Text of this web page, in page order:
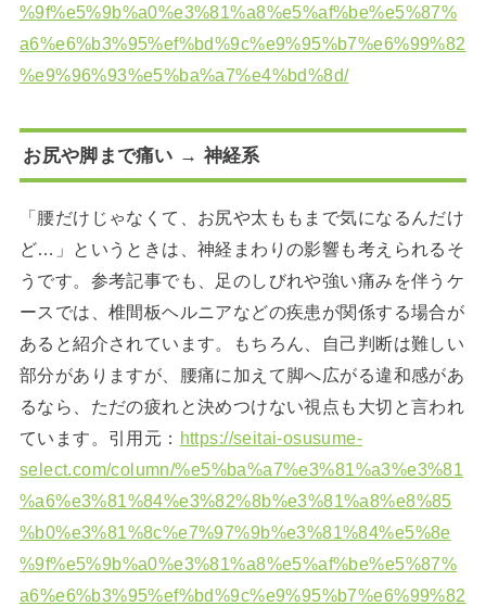
%9f%e5%9b%a0%e3%81%a8%e5%af%be%e5%87%
a6%e6%b3%95%ef%bd%9c%e9%95%b7%e6%99%82
%e9%96%93%e5%ba%a7%e4%bd%8d/
お尻や脚まで痛い → 神経系
「腰だけじゃなくて、お尻や太ももまで気になるんだけ
ど…」というときは、神経まわりの影響も考えられるそ
うです。参考記事でも、足のしびれや強い痛みを伴うケ
ースでは、椎間板ヘルニアなどの疾患が関係する場合が
あると紹介されています。もちろん、自己判断は難しい
部分がありますが、腰痛に加えて脚へ広がる違和感があ
るなら、ただの疲れと決めつけない視点も大切と言われ
ています。引用元： https://seitai-osusume-
select.com/column/%e5%ba%a7%e3%81%a3%e3%81
%a6%e3%81%84%e3%82%8b%e3%81%a8%e8%85
%b0%e3%81%8c%e7%97%9b%e3%81%84%e5%8e
%9f%e5%9b%a0%e3%81%a8%e5%af%be%e5%87%
a6%e6%b3%95%ef%bd%9c%e9%95%b7%e6%99%82